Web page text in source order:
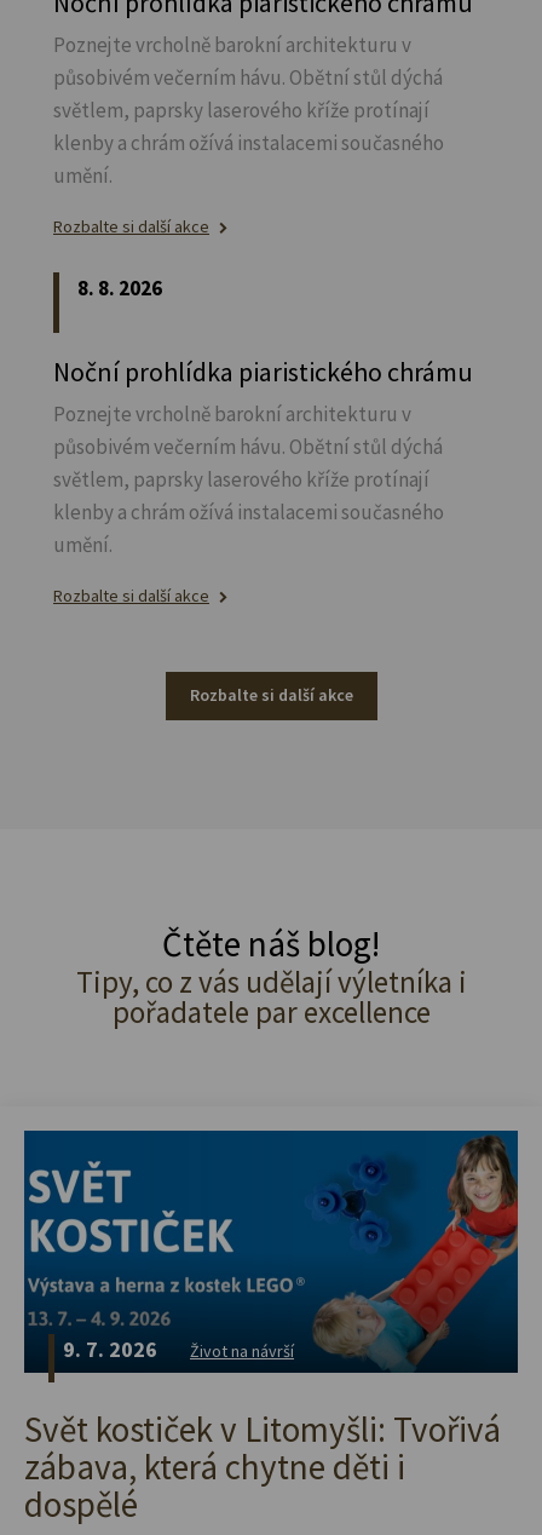
Poznejte vrcholně barokní architekturu v
působivém večerním hávu. Obětní stůl dýchá
světlem, paprsky laserového kříže protínají
klenby a chrám ožívá instalacemi současného
umění.
Rozbalte si další akce
8. 8. 2026
Noční prohlídka piaristického chrámu
Poznejte vrcholně barokní architekturu v
působivém večerním hávu. Obětní stůl dýchá
světlem, paprsky laserového kříže protínají
klenby a chrám ožívá instalacemi současného
umění.
Rozbalte si další akce
Rozbalte si další akce
Čtěte náš blog!
Tipy, co z vás udělají výletníka i
pořadatele par excellence
9. 7. 2026 Život na návrší
Svět kostiček v Litomyšli: Tvořivá
zábava, která chytne děti i
dospělé